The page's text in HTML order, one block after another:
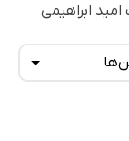
ابراهیمی